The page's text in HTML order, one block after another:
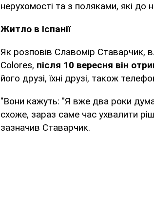
нерухомості та з поляками, які до
Житло в Іспанії
Як розповів Славомір Ставарчик,
Colores, після 10 вересня він
його друзі, їхні друзі, також
"Вони кажуть: "Я вже два роки
схоже, зараз саме час ухвалити
зазначив Ставарчик.